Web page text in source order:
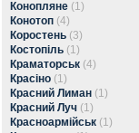
Конопляне (1)
Конотоп (4)
Коростень (3)
Костопіль (1)
Краматорськ (4)
Красіно (1)
Красний Лиман (1)
Красний Луч (1)
Красноармійськ (1)